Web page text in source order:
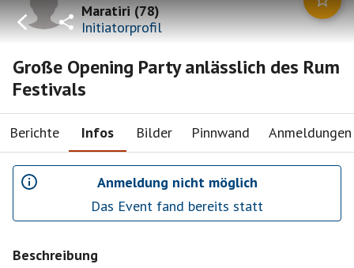
Maratiri(78)
Initiatorprofil
Große Opening Party anlässlich des Rum
Festivals
Berichte Infos Bilder Pinnwand Anmeldungen
Anmeldung nicht möglich
Das Event fand bereits statt
Beschreibung